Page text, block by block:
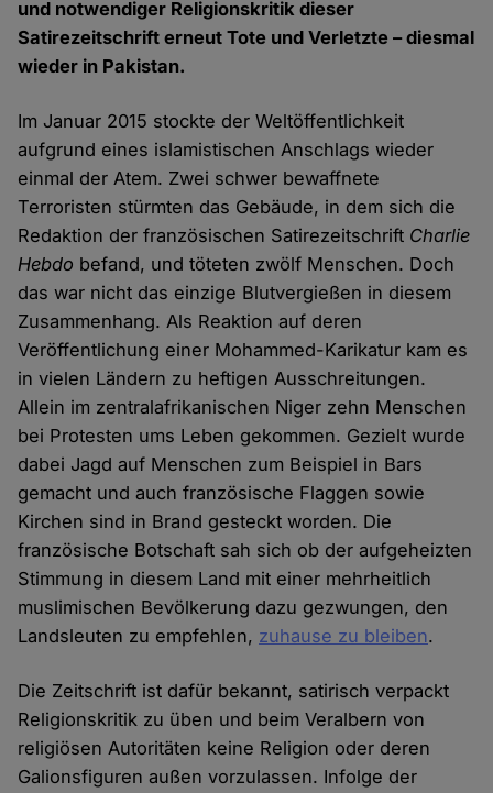
und notwendiger Religionskritik dieser
Satirezeitschrift erneut Tote und Verletzte – diesmal
wieder in Pakistan.
Im Januar 2015 stockte der Weltöffentlichkeit
aufgrund eines islamistischen Anschlags wieder
einmal der Atem. Zwei schwer bewaffnete
Terroristen stürmten das Gebäude, in dem sich die
Redaktion der französischen Satirezeitschrift Charlie
Hebdo befand, und töteten zwölf Menschen. Doch
das war nicht das einzige Blutvergießen in diesem
Zusammenhang. Als Reaktion auf deren
Veröffentlichung einer Mohammed-Karikatur kam es
in vielen Ländern zu heftigen Ausschreitungen.
Allein im zentralafrikanischen Niger zehn Menschen
bei Protesten ums Leben gekommen. Gezielt wurde
dabei Jagd auf Menschen zum Beispiel in Bars
gemacht und auch französische Flaggen sowie
Kirchen sind in Brand gesteckt worden. Die
französische Botschaft sah sich ob der aufgeheizten
Stimmung in diesem Land mit einer mehrheitlich
muslimischen Bevölkerung dazu gezwungen, den
Landsleuten zu empfehlen, zuhause zu bleiben.
Die Zeitschrift ist dafür bekannt, satirisch verpackt
Religionskritik zu üben und beim Veralbern von
religiösen Autoritäten keine Religion oder deren
Galionsfiguren außen vorzulassen. Infolge der